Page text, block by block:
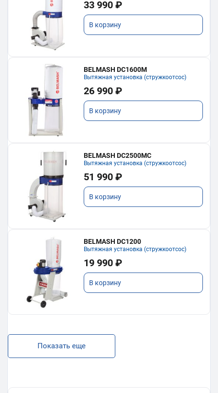
33 990 ₽
В корзину
BELMASH DC1600M
Вытяжная установка (стружкоотсос)
26 990 ₽
В корзину
BELMASH DC2500MC
Вытяжная установка (стружкоотсос)
51 990 ₽
В корзину
BELMASH DC1200
Вытяжная установка (стружкоотсос)
19 990 ₽
В корзину
Показать еще